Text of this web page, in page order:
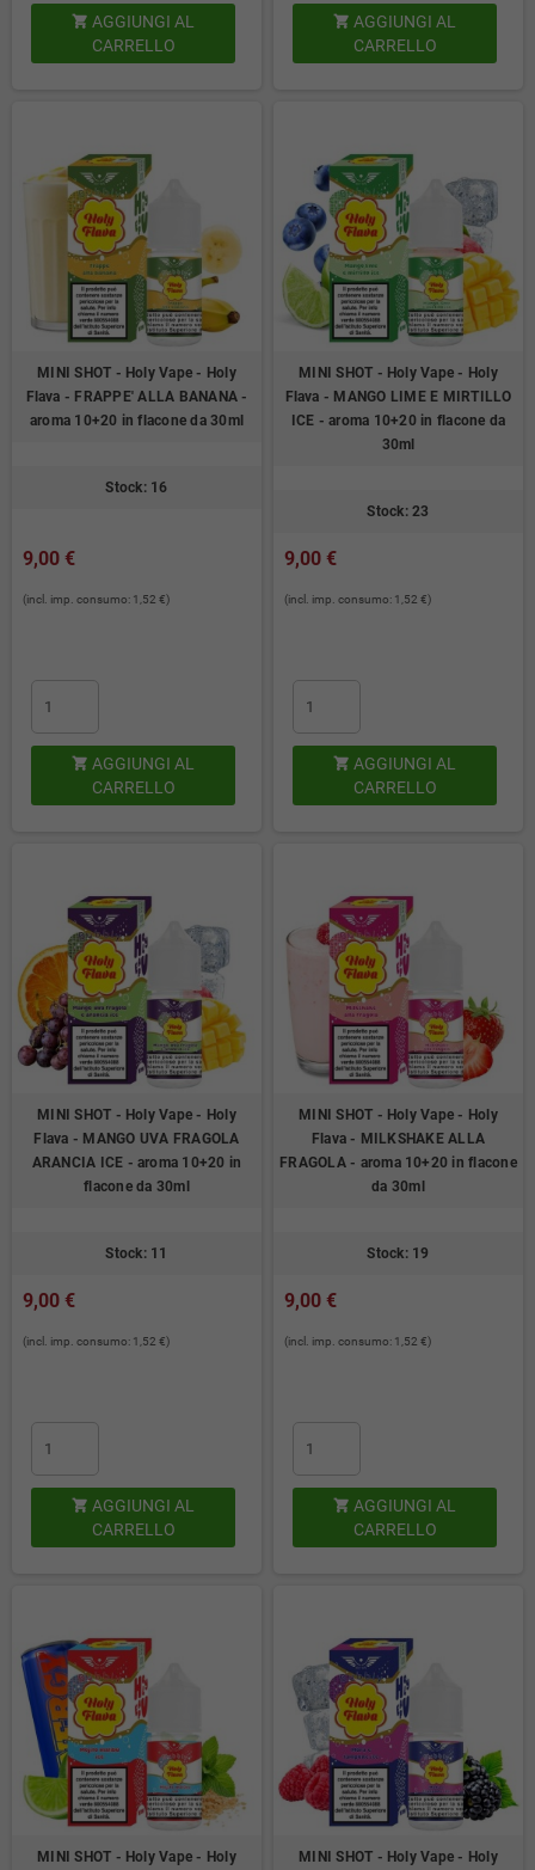
 AGGIUNGI AL
CARRELLO
 AGGIUNGI AL
CARRELLO
MINI SHOT - Holy Vape - Holy
Flava - FRAPPE' ALLA BANANA -
aroma 10+20 in flacone da 30ml
Stock: 16
9,00 €
(incl. imp. consumo: 1,52 €)
 AGGIUNGI AL
CARRELLO
MINI SHOT - Holy Vape - Holy
Flava - MANGO LIME E MIRTILLO
ICE - aroma 10+20 in flacone da
30ml
Stock: 23
9,00 €
(incl. imp. consumo: 1,52 €)
 AGGIUNGI AL
CARRELLO
MINI SHOT - Holy Vape - Holy
Flava - MANGO UVA FRAGOLA
ARANCIA ICE - aroma 10+20 in
flacone da 30ml
Stock: 11
9,00 €
(incl. imp. consumo: 1,52 €)
 AGGIUNGI AL
CARRELLO
MINI SHOT - Holy Vape - Holy
Flava - MILKSHAKE ALLA
FRAGOLA - aroma 10+20 in flacone
da 30ml
Stock: 19
9,00 €
(incl. imp. consumo: 1,52 €)
 AGGIUNGI AL
CARRELLO
MINI SHOT - Holy Vape - Holy MINI SHOT - Holy Vape - Holy